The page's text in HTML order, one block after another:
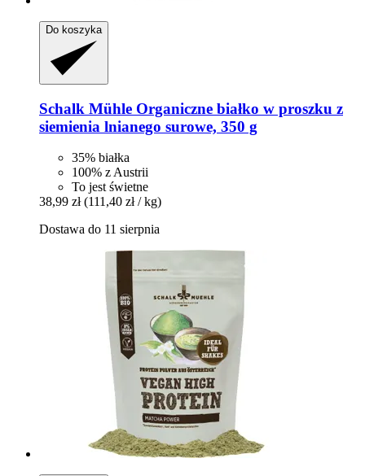
Do koszyka
Schalk Mühle Organiczne białko w proszku z
siemienia lnianego surowe, 350 g
35% białka
100% z Austrii
To jest świetne
38,99 zł (111,40 zł / kg)
Dostawa do 11 sierpnia